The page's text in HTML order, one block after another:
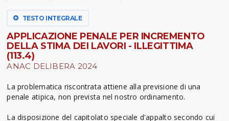
TESTO INTEGRALE
APPLICAZIONE PENALE PER INCREMENTO
DELLA STIMA DEI LAVORI - ILLEGITTIMA
(113.4)
ANAC DELIBERA 2024
La problematica riscontrata attiene alla previsione di una
penale atipica, non prevista nel nostro ordinamento.
La disposizione del capitolato speciale d'appalto secondo cui